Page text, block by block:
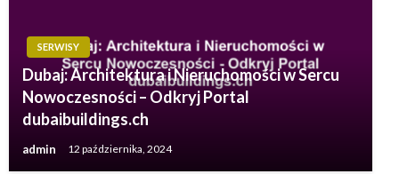
SERWISY
Dubaj: Architektura i Nieruchomości w Sercu
Nowoczesności – Odkryj Portal
dubaibuildings.ch
admin 12 października, 2024